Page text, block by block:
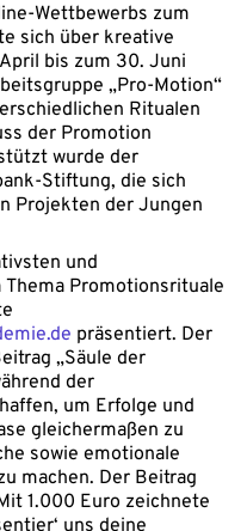
Wettbewerbs zum
sich über kreative
bis zum 30. Juni
„Pro-Motion“
Ritualen
der Promotion
wurde der
Stiftung, die sich
Projekten der Jungen
und
Promotionsrituale
präsentiert. Der
„Säule der
der
um Erfolge und
gleichermaßen zu
sowie emotionale
machen. Der Beitrag
1.000 Euro zeichnete
uns deine